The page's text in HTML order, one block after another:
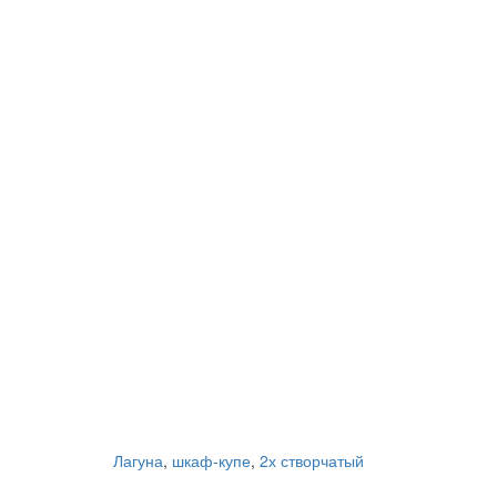
Лагуна, шкаф-купе, 2х створчатый